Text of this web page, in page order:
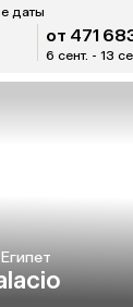
даты
от 471
6 сент. - 13